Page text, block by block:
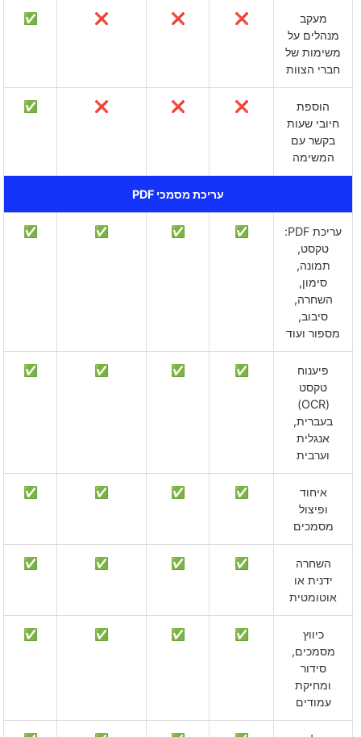
מעקב
מנהלים על
משימות של
חברי הצוות
❌
❌
❌
✅
הוספת
חיובי שעות
בקשר עם
המשימה
❌
❌
❌
✅
עריכת מסמכי PDF
עריכת PDF:
טקסט,
תמונה,
סימון,
השחרה,
סיבוב,
מספור ועוד
✅
✅
✅
✅
פיענוח
טקסט
(OCR)
בעברית,
אנגלית
וערבית
✅
✅
✅
✅
איחוד
ופיצול
מסמכים
✅
✅
✅
✅
השחרה
ידנית או
אוטומטית
✅
✅
✅
✅
כיווץ
מסמכים,
סידור
ומחיקת
עמודים
✅
✅
✅
✅